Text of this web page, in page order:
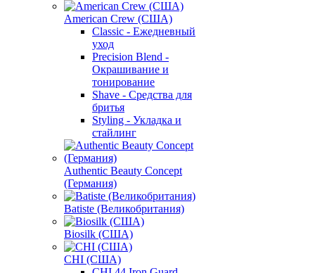
American Crew (США)
Classic - Ежедневный
уход
Precision Blend -
Окрашивание и
тонирование
Shave - Средства для
бритья
Styling - Укладка и
стайлинг
Authentic Beauty Concept
(Германия)
Batiste (Великобритания)
Biosilk (США)
CHI (США)